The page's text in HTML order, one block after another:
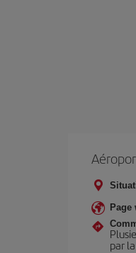
Page
par